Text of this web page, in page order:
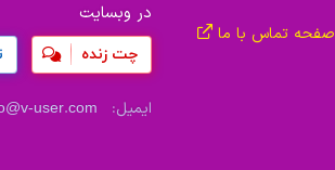
صفحه تماس با ما
در وبسایت
چت زنده
ایمیل: user.com